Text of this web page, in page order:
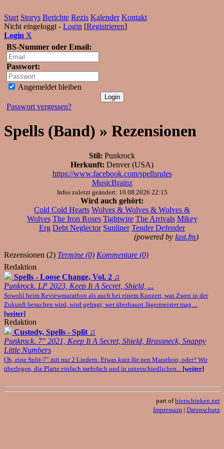
Start Storys Berichte Rezis Kalender Kontakt
Nicht eingeloggt - Login [Registrieren]
Login X
BS-Nummer oder Email:
Passwort:
Angemeldet bleiben
Passwort vergessen?
Spells (Band) » Rezensionen
Stil: Punkrock
Herkunft: Denver (USA)
https://www.facebook.com/spellsrules
MusicBrainz
Infos zuletzt geändert: 10.08.2026 22:15
Wird auch gehört:
Cold Cold Hearts Wolves & Wolves & Wolves &
Wolves The Iron Roses Tightwire The Arrivals Mikey
Erg Debt Neglector Sunliner Tender Defender
(powered by last.fm)
Rezensionen (2) Termine (0) Kommentare (0)
Redaktion
Spells - Loose Change, Vol. 2 ♫
Punkrock. LP 2023, Keep It A Secret, Shield, ...
Sowohl beim Reviewmarathon als auch bei einem Konzert, was Zwen in der
Zukunft besuchen wird, wird gefragt, wer überhaupt Jägermeister mag....
[weiter]
Redaktion
Custody, Spells - Split ♫
Punkrock. 7" 2021, Keep It A Secret, Shield, Brassneck, Snappy
Little Numbers
Oh, eine Split-7" mit nur 2 Liedern. Etwas kurz für nen Marathon, oder? Wir
überlegen, die Platte einfach mehrfach und in unterschiedlichen... [weiter]
part ofbierschinken.net
Impressum | Datenschutz